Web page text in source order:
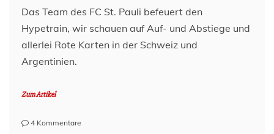
Das Team des FC St. Pauli befeuert den
Hypetrain, wir schauen auf Auf- und Abstiege und
allerlei Rote Karten in der Schweiz und
Argentinien.
Zum Artikel
4 Kommentare